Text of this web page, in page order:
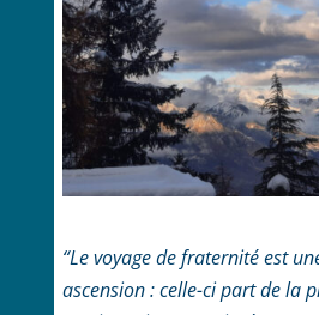
“Le voyage de fraternité est
ascension : celle-ci part de la